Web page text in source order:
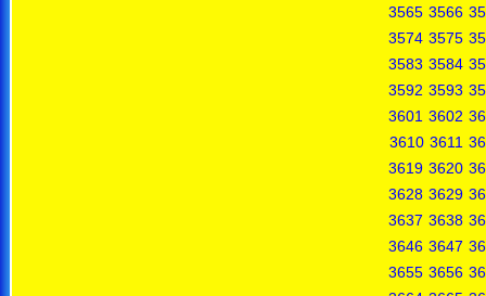
3565 3566
3574 3575
3583 3584
3592 3593
3601 3602
3610 3611
3619 3620
3628 3629
3637 3638
3646 3647
3655 3656